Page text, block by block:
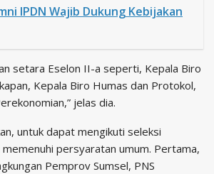
IPDN Wajib Dukung Kebijakan
setara Eselon II-a seperti, Kepala Biro
Kepala Biro Humas dan Protokol,
jelas dia.
untuk dapat mengikuti seleksi
persyaratan umum. Pertama,
Pemprov Sumsel, PNS